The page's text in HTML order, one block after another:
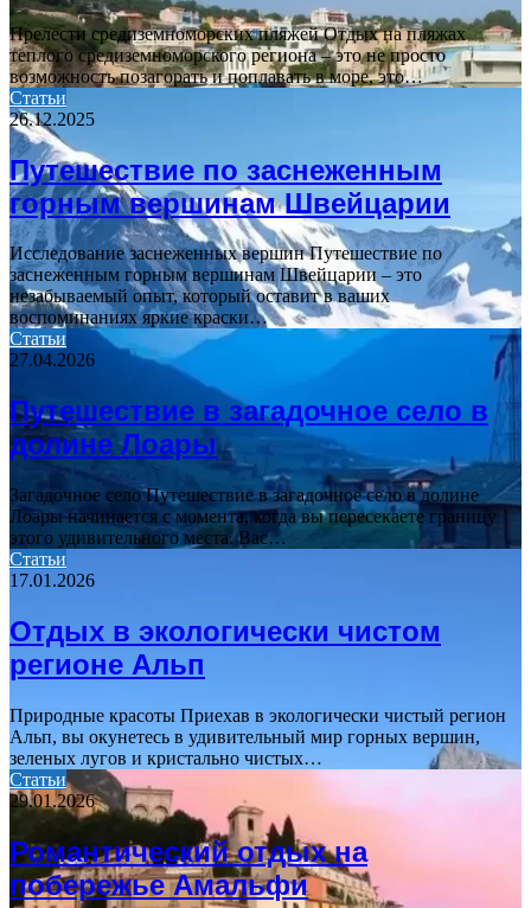
Прелести средиземноморских пляжей Отдых на пляжах
теплого средиземноморского региона – это не просто
возможность позагорать и поплавать в море, это…
Статьи
26.12.2025
Путешествие по заснеженным
горным вершинам Швейцарии
Исследование заснеженных вершин Путешествие по
заснеженным горным вершинам Швейцарии – это
незабываемый опыт, который оставит в ваших
воспоминаниях яркие краски…
Статьи
27.04.2026
Путешествие в загадочное село в
долине Лоары
Загадочное село Путешествие в загадочное село в долине
Лоары начинается с момента, когда вы пересекаете границу
этого удивительного места. Вас…
Статьи
17.01.2026
Отдых в экологически чистом
регионе Альп
Природные красоты Приехав в экологически чистый регион
Альп, вы окунетесь в удивительный мир горных вершин,
зеленых лугов и кристально чистых…
Статьи
29.01.2026
Романтический отдых на
побережье Амальфи